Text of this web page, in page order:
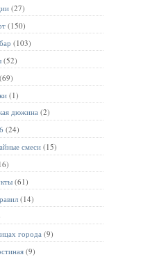
(27)
(150)
(103)
(52)
(69)
(1)
дюжина(2)
(24)
смеси (15)
(61)
(14)
города (9)
(9)